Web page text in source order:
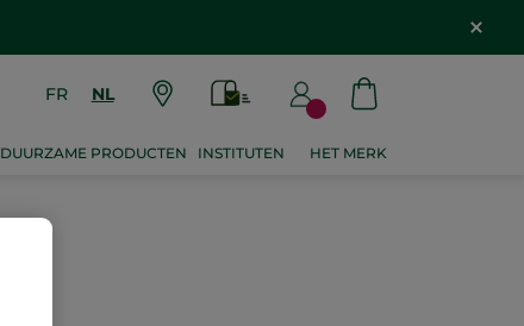
FR NL
DUURZAME PRODUCTEN INSTITUTEN HET MERK